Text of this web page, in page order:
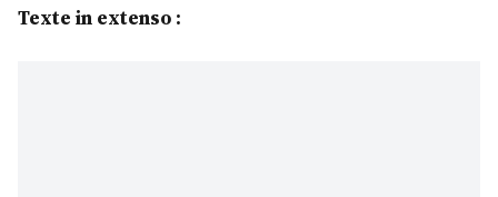
Texte in extenso :